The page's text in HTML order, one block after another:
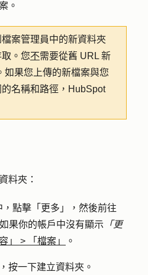
。
案管理員中的新資料夾
。您不需要從舊 URL 新
如果您上傳的新檔案與您
名稱和路徑，HubSpot
料夾：
，點擊 「更多」
，然後前往
如果你的帳戶中沒有顯示 「更
」 > 「檔案」 。
按一下建立資料夾 。